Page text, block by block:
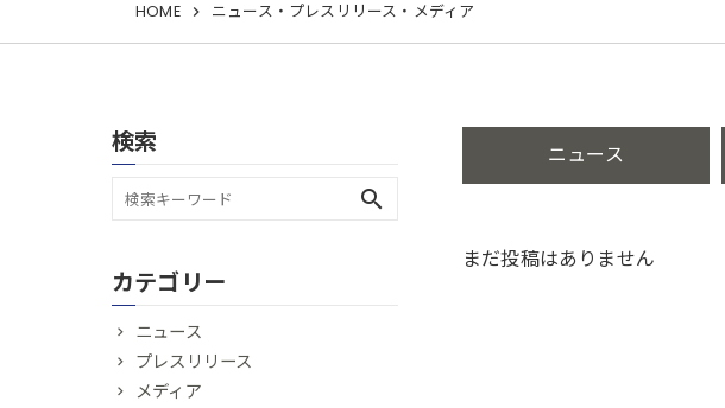
HOME ニュース・プレスリリース・メディア
ニュース
まだ投稿はありません
検索
search
カテゴリー
ニュース
プレスリリース
メディア